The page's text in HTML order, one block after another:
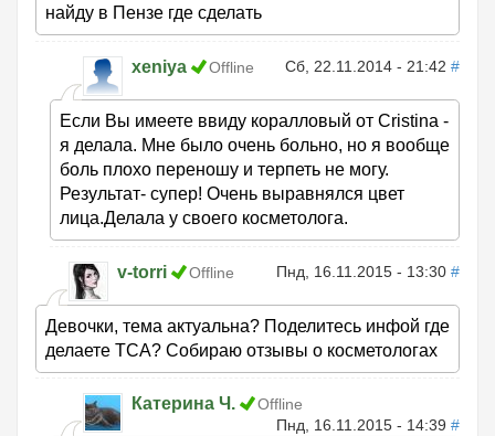
найду в Пензе где сделать
xeniya Offline Сб, 22.11.2014 - 21:42 #
Если Вы имеете ввиду коралловый от Cristina -
я делала. Мне было очень больно, но я вообще
боль плохо переношу и терпеть не могу.
Результат- супер! Очень выравнялся цвет
лица.Делала у своего косметолога.
v-torri Offline Пнд, 16.11.2015 - 13:30 #
Девочки, тема актуальна? Поделитесь инфой где
делаете ТСА? Собираю отзывы о косметологах
Катерина Ч.
Offline
Пнд, 16.11.2015 - 14:39 #